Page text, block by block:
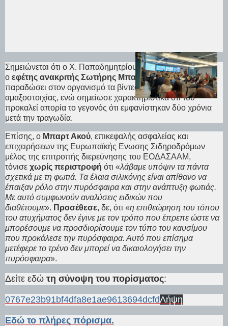
Σημειώνεται ότι ο Χ. Παπαδημητρίου αποκάλυψε ότι
ο εφέτης ανακριτής Σωτήρης Μπαϊκάμηςαρνήθηκε να
παραδώσει στον οργανισμό τα βίντεο της εμπορικής
αμαξοστοιχίας, ενώ σημείωσε χαρακτηριστικά ότι του
προκαλεί απορία το γεγονός ότι εμφανίστηκαν δύο χρόνια
μετά την τραγωδία.
Επίσης, ο Μπαρτ Ακού, επικεφαλής ασφαλείας και
επιχειρήσεων της Ευρωπαϊκής Ενωσης Σιδηροδρόμων
μέλος της επιτροπής διερεύνησης του ΕΟΔΑΣΑΑΜ,
τόνισε χωρίς περιστροφή ότι «λάβαμε υπόψιν τα πάντα
σχετικά με τη φωτιά. Τα έλαια σιλικόνης είναι απίθανο να
έπαιξαν ρόλο στην πυρόσφαιρα και στην ανάπτυξη φωτιάς.
Με αυτό συμφωνούν αναλύσεις ειδικών που
διαθέτουμε». Προσέθεσε, δε, ότι «η επιθεώρηση του τόπου
του ατυχήματος δεν έγινε με τον τρόπο που έπρεπε ώστε να
μπορέσουμε να προσδιορίσουμε τον τύπο του καυσίμου
που προκάλεσε την πυρόσφαιρα. Αυτό που επίσημα
μετέφερε το τρένο δεν μπορεί να δικαιολογήσει την
πυρόσφαιρα».
Δείτε εδώ τη σύνοψη του πορίσματος:
0767e23b91bf4dfa8e1ae9613694dcfdΛήψη
Εδώ το πλήρες πόρισμα.